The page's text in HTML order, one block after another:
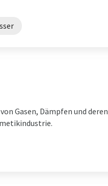
Gasen, Dämpfen und deren